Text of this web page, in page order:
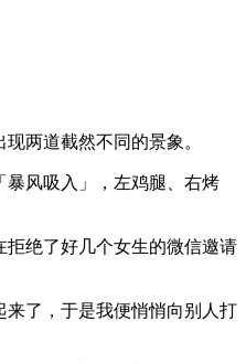
两道截然不同的景象。
风吸入」，左鸡腿、右烤
拒绝了好几个女生的微信邀请
来了，于是我便悄悄向别人打